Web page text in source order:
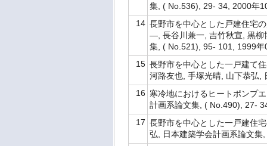
集, ( No.536), 29- 34, 2000年
14 長野市を中心とした戸建住宅
―, 長谷川兼一, 吉竹秋宣, 黒柳
集, ( No.521), 95- 101, 1999
15 長野市を中心とした一戸建て
河路友也, 手塚光晴, 山下恭弘
16 寒冷地におけるヒートポンプ
計画系論文集, ( No.490), 27-
17 長野市を中心とした一戸建住
弘, 日本建築学会計画系論文